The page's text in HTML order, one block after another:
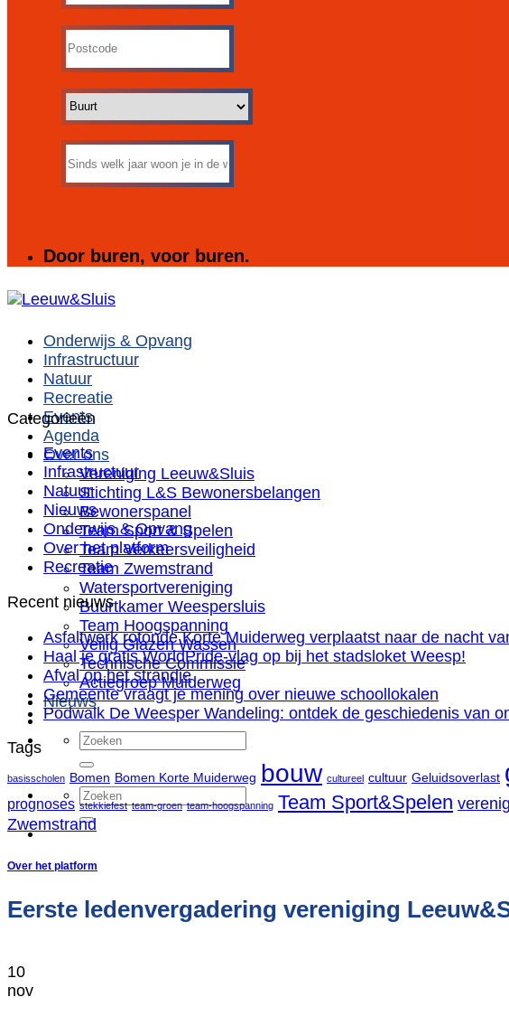
Door buren, voor buren.
Onderwijs & Opvang
Infrastructuur
Natuur
Recreatie
Events
Agenda
Over ons
Vereniging Leeuw&Sluis
Stichting L&S Bewonersbelangen
Bewonerspanel
Team Sport & Spelen
Team Verkeersveiligheid
Team Zwemstrand
Watersportvereniging
Buurtkamer Weespersluis
Team Hoogspanning
Veilig Glazen Wassen
Technische Commissie
Actiegroep Muiderweg
Nieuws
Categorieën
Events
Infrastructuur
Natuur
Nieuws
Onderwijs & Opvang
Over het platform
Recreatie
Recent nieuws
Asfaltwerk rotonde Korte Muiderweg verplaatst naar de nacht
Haal je gratis WorldPride-vlag op bij het stadsloket Weesp!
Afval op het strandje
Gemeente vraagt je mening over nieuwe schoollokalen
Podwalk De Weesper Wandeling: ontdek de geschiedenis van
Tags
basisscholen Bomen Bomen Korte Muiderweg bouw cultureel cultuur Geluidsoverlast
prognoses stekkiefest team-groen team-hoogspanning Team Sport&Spelen
Zwemstrand
Over het platform
Eerste ledenvergadering vereniging
10
nov